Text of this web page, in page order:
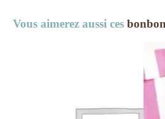
Vous aimerez aussi ces